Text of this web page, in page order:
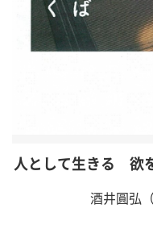
人として生きる 欲
酒井圓弘